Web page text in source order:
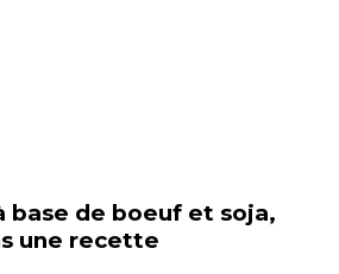
base de boeuf et soja,
une recette